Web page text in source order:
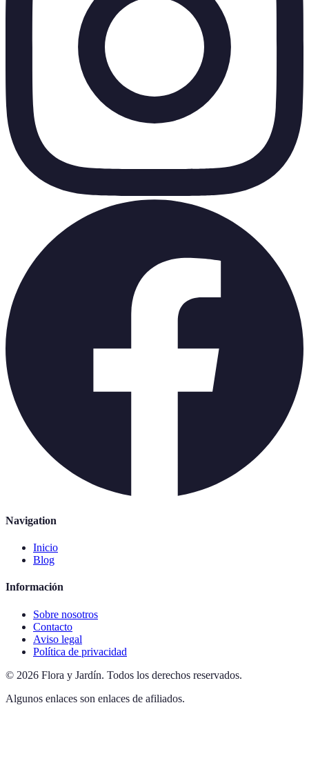
Navigation
Inicio
Blog
Información
Sobre nosotros
Contacto
Aviso legal
Política de privacidad
© 2026 Flora y Jardín. Todos los derechos reservados.
Algunos enlaces son enlaces de afiliados.